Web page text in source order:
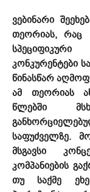
ვებინარი
თეორიას, რაც
სპეციფიკური
კონკურენტები
წინასწარ
ამ თეორიას
წლებში
საფუძველზე.
მსგავსი
კომპანიების
თუ საქმე